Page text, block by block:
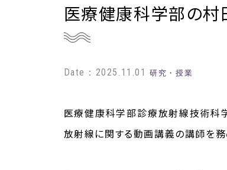
医療健康科学部の村
Date：2025.11.01 研究・授業
医療健康科学部診療放射線技術科学
放射線に関する動画講義の講師を務